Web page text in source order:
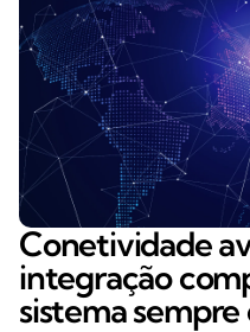
Conetividade
integração
sistema